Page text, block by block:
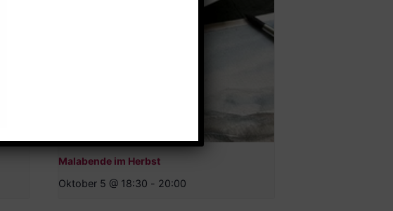
Malabende im Herbst
Oktober 5 @ 18:30 - 20:00